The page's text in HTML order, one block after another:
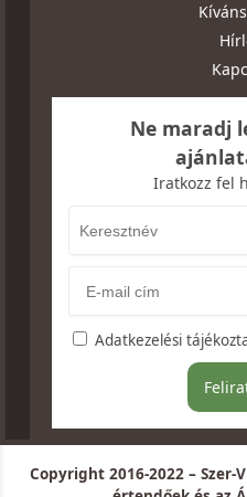
Ne maradj
Iratkozz fel
Adatkezelési
Copyright 2016-2022 – Szer-